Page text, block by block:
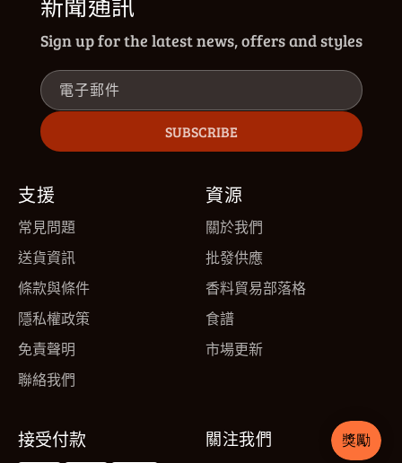
Sign up for the latest news, offers and styles
電子郵件
SUBSCRIBE
支援
常見問題
送貨資訊
條款與條件
隱私權政策
免責聲明
聯絡我們
資源
關於我們
批發供應
香料貿易部落格
食譜
市場更新
接受付款 關注我們